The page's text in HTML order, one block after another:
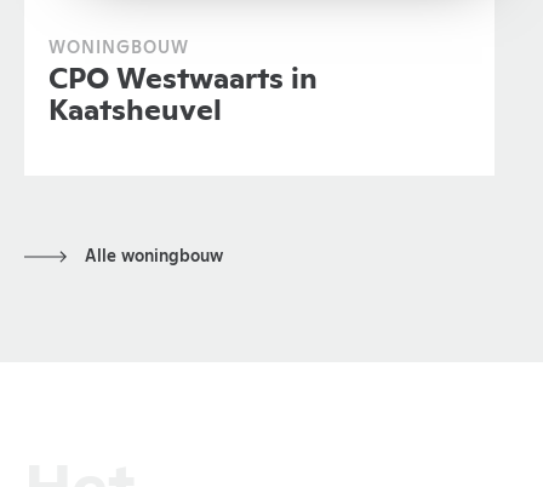
WONINGBOUW
CPO Westwaarts in
Kaatsheuvel
Alle woningbouw